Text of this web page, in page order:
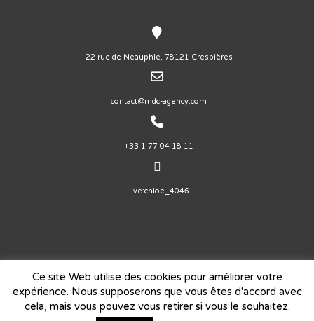
22 rue de Neauphle, 78121 Crespières
contact@mdc-agency.com
+33 1 77 04 18 11
live:chloe_4046
Copyright © 2026Agence de Communication Digitale - MDC
Agency| Powered by MDC Agency
Ce site Web utilise des cookies pour améliorer votre
expérience. Nous supposerons que vous êtes d'accord avec
cela, mais vous pouvez vous retirer si vous le souhaitez.